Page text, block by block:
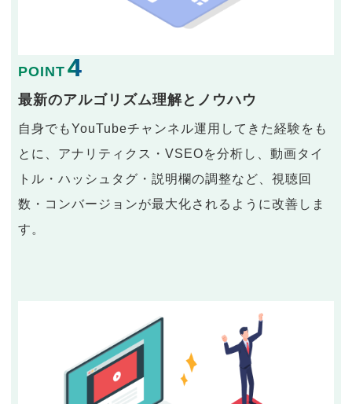
POINT 4
最新のアルゴリズム理解とノウハウ
自身でもYouTubeチャンネル運用してきた経験をも
とに、アナリティクス・VSEOを分析し、動画タイ
トル・ハッシュタグ・説明欄の調整など、視聴回
数・コンバージョンが最大化されるように改善しま
す。